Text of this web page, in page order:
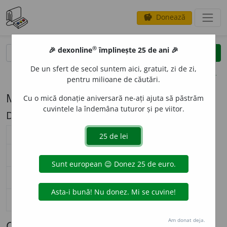
savings Donează
opțiuni
Modelul de flexiune M17 (mosc (pl. -i))
Descriere: sc/șt
M17 nearticulat
nominativ-acuzativ
singular mosc
plural moști m oștii
singular mosc moscului
plural moști moștilor
vocativ
singular —
🎉 dexonline® împlinește 25 de ani 🎉
De un sfert de secol suntem aici, gratuit, zi de zi,
pentru milioane de căutări.
Cu o mică donație aniversară ne-ați ajuta să păstrăm
cuvintele la îndemâna tuturor și pe viitor.
Am donat deja.